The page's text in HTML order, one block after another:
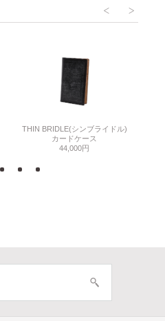
THIN BRIDLE(シンブライドル)
カードケース
44,000円